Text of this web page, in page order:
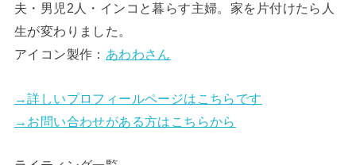
夫・男児2人・インコと暮らす主婦。家を片付けたら人
生が変わりました。
アイコン製作： あわわさん
→詳しいプロフィールページはこちらです
→お問い合わせがある方はこちらから